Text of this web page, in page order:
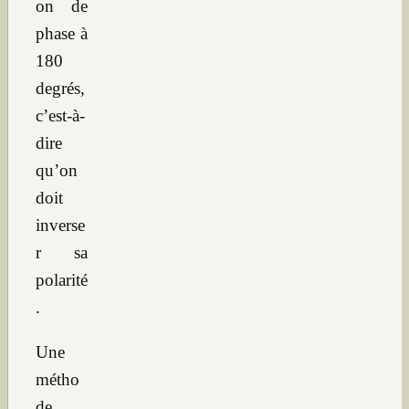
on de
phase à
180
degrés,
c’est-à-
dire
qu’on
doit
inverse
r sa
polarité
.
Une
métho